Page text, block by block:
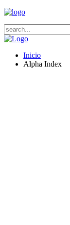
Inicio
Alpha Index